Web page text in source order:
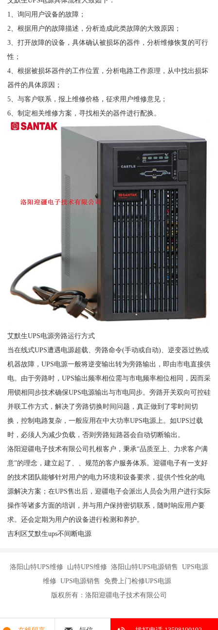
1、询问用户设备的故障；
2、根据用户的故障描述，分析造成此类故障的大致原因；
3、打开故障的设备，具体确认被损坏的器件，分析维修恢复的可行
性；
4、根据被损坏器件的工作位置，分析电路工作原理，从中找出损坏
器件的具体原因；
5、与客户联系，报上维修价格，征求用户维修意见；
6、制定相关维修方案，寻找相关的器件进行配换。
艾默生UPS电源旁路运行方式
当在线式UPS遭遇电源超载、旁路命令(手动或自动)、逆变器过热或
机器故障，UPS电源一般将逆变输出转为旁路输出，即由市电直接供
电。由于旁路时，UPS输出频率相位需与市电频率相位相同，因而采
用锁相同步技术确保UPS电源输出与市电同步。旁路开关双向可控硅
并联工作方式，解决了旁路切换时间问题，真正做到了零时间切
换，控制电路复杂，一般应用在中大功率UPS电源上。如UPS过载
时，必须人为减少负载，否则旁路短路器会自动切断输出。
洛阳迎疆电子技术有限公司扎根客户，秉承“品质至上、力求客户满
意”的理念，建立起了、、规范的客户服务体系。迎疆电子有一支好
的技术团队能够针对用户的电力环境和设备要求，提供个性化的电
源解决方案；在UPS售出后，迎疆电子会派出人员会为用户进行实际
操作等诸多方面的培训，并与用户保持密切联系，随时响应用户要
求。还会定期为用户的设备进行检测和养护。
吉利区艾默生ups不间断电源
洛阳山特UPS维修 山特UPS维修 洛阳山特UPS电源销售 UPS电源
维修 UPS电源销售 免费上门检修UPS电源
版权所有：洛阳迎疆电子技术有限公司